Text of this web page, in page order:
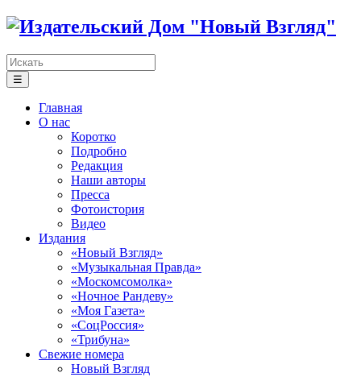
☰
Главная
О нас
Коротко
Подробно
Редакция
Наши авторы
Пресса
Фотоистория
Видео
Издания
«Новый Взгляд»
«Музыкальная Правда»
«Москомсомолка»
«Ночное Рандеву»
«Моя Газета»
«СоцРоссия»
«Трибуна»
Свежие номера
Новый Взгляд